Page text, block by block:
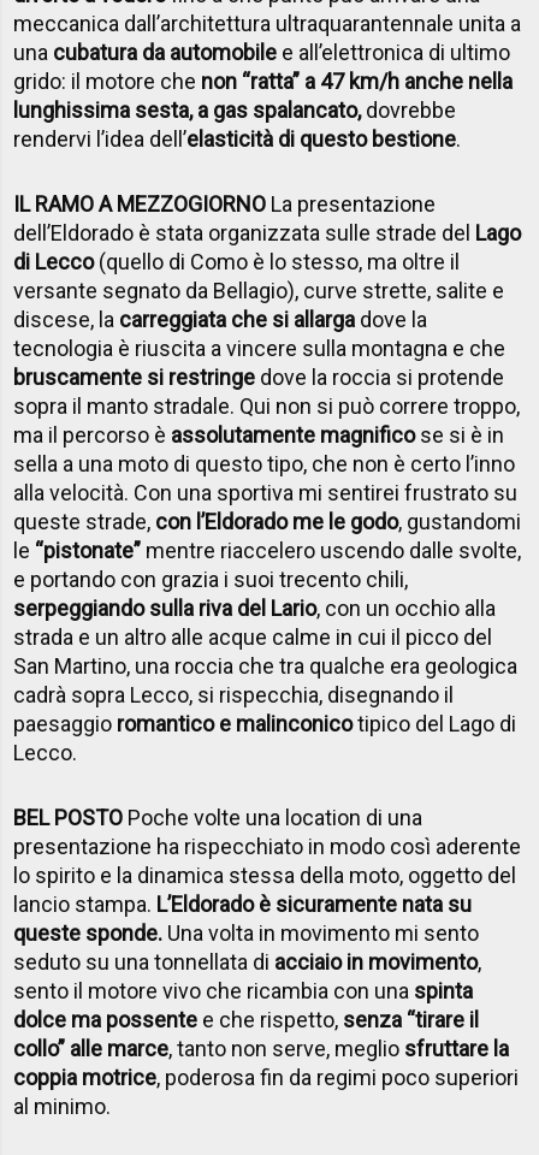
meccanica dall’architettura ultraquarantennale unita a
una cubatura da automobile e all’elettronica di ultimo
grido: il motore che non “ratta” a 47 km/h anche nella
lunghissima sesta, a gas spalancato,dovrebbe
rendervi l’idea dell’elasticità di questo bestione.
IL RAMO A MEZZOGIORNO La presentazione
dell’Eldorado è stata organizzata sulle strade del Lago
di Lecco(quello di Como è lo stesso, ma oltre il
versante segnato da Bellagio), curve strette, salite e
discese, la carreggiata che si allarga dove la
tecnologia è riuscita a vincere sulla montagna e che
bruscamente si restringe dove la roccia si protende
sopra il manto stradale. Qui non si può correre troppo,
ma il percorso è assolutamente magnificose si è in
sella a una moto di questo tipo, che non è certo l’inno
alla velocità. Con una sportiva mi sentirei frustrato su
queste strade, con l’Eldorado me le godo, gustandomi
le “pistonate” mentre riaccelero uscendo dalle svolte,
e portando con grazia i suoi trecento chili,
serpeggiando sulla riva del Lario, con un occhio alla
strada e un altro alle acque calme in cui il picco del
San Martino, una roccia che tra qualche era geologica
cadrà sopra Lecco, si rispecchia, disegnando il
paesaggio romantico e malinconicotipico del Lago di
Lecco.
BEL POSTO Poche volte una location di una
presentazione ha rispecchiato in modo così aderente
lo spirito e la dinamica stessa della moto, oggetto del
lancio stampa. L’Eldorado è sicuramente nata su
queste sponde. Una volta in movimento mi sento
seduto su una tonnellata di acciaio in movimento,
sento il motore vivo che ricambia con una spinta
dolce ma possente e che rispetto, senza “tirare il
collo” alle marce, tanto non serve, meglio sfruttare la
coppia motrice, poderosa fin da regimi poco superiori
al minimo.